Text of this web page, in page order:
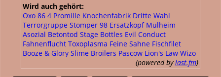
Wird auch gehört:
Oxo 86 4 Promille Knochenfabrik Dritte Wahl
Terrorgruppe Stomper 98 Ersatzkopf Mülheim
Asozial Betontod Stage Bottles Evil Conduct
Fahnenflucht Toxoplasma Feine Sahne Fischfilet
Booze & Glory Slime Broilers Pascow Lion's Law Wizo
(powered bylast.fm)